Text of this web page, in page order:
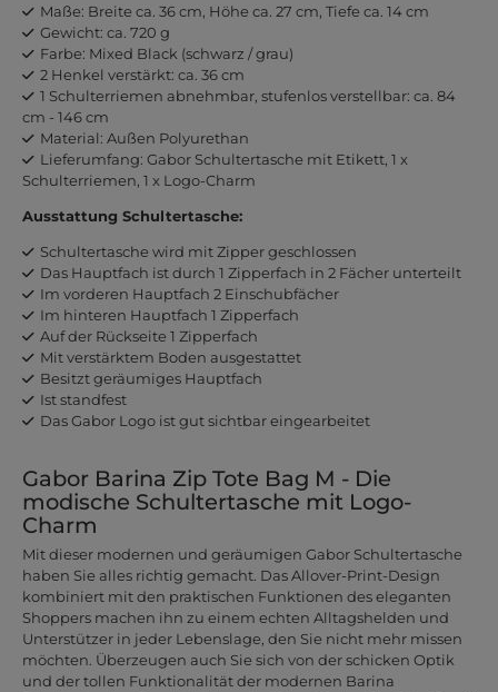
Maße: Breite ca. 36 cm, Höhe ca. 27 cm, Tiefe ca. 14 cm
Gewicht: ca. 720 g
Farbe: Mixed Black (schwarz / grau)
2 Henkel verstärkt: ca. 36 cm
1 Schulterriemen abnehmbar, stufenlos verstellbar: ca. 84
cm - 146 cm
Material: Außen Polyurethan
Lieferumfang: Gabor Schultertasche mit Etikett, 1 x
Schulterriemen, 1 x Logo-Charm
Ausstattung Schultertasche:
Schultertasche wird mit Zipper geschlossen
Das Hauptfach ist durch 1 Zipperfach in 2 Fächer unterteilt
Im vorderen Hauptfach 2 Einschubfächer
Im hinteren Hauptfach 1 Zipperfach
Auf der Rückseite 1 Zipperfach
Mit verstärktem Boden ausgestattet
Besitzt geräumiges Hauptfach
Ist standfest
Das Gabor Logo ist gut sichtbar eingearbeitet
Gabor Barina Zip Tote Bag M - Die
modische Schultertasche mit Logo-
Charm
Mit dieser modernen und geräumigen Gabor Schultertasche
haben Sie alles richtig gemacht. Das Allover-Print-Design
kombiniert mit den praktischen Funktionen des eleganten
Shoppers machen ihn zu einem echten Alltagshelden und
Unterstützer in jeder Lebenslage, den Sie nicht mehr missen
möchten. Überzeugen auch Sie sich von der schicken Optik
und der tollen Funktionalität der modernen Barina